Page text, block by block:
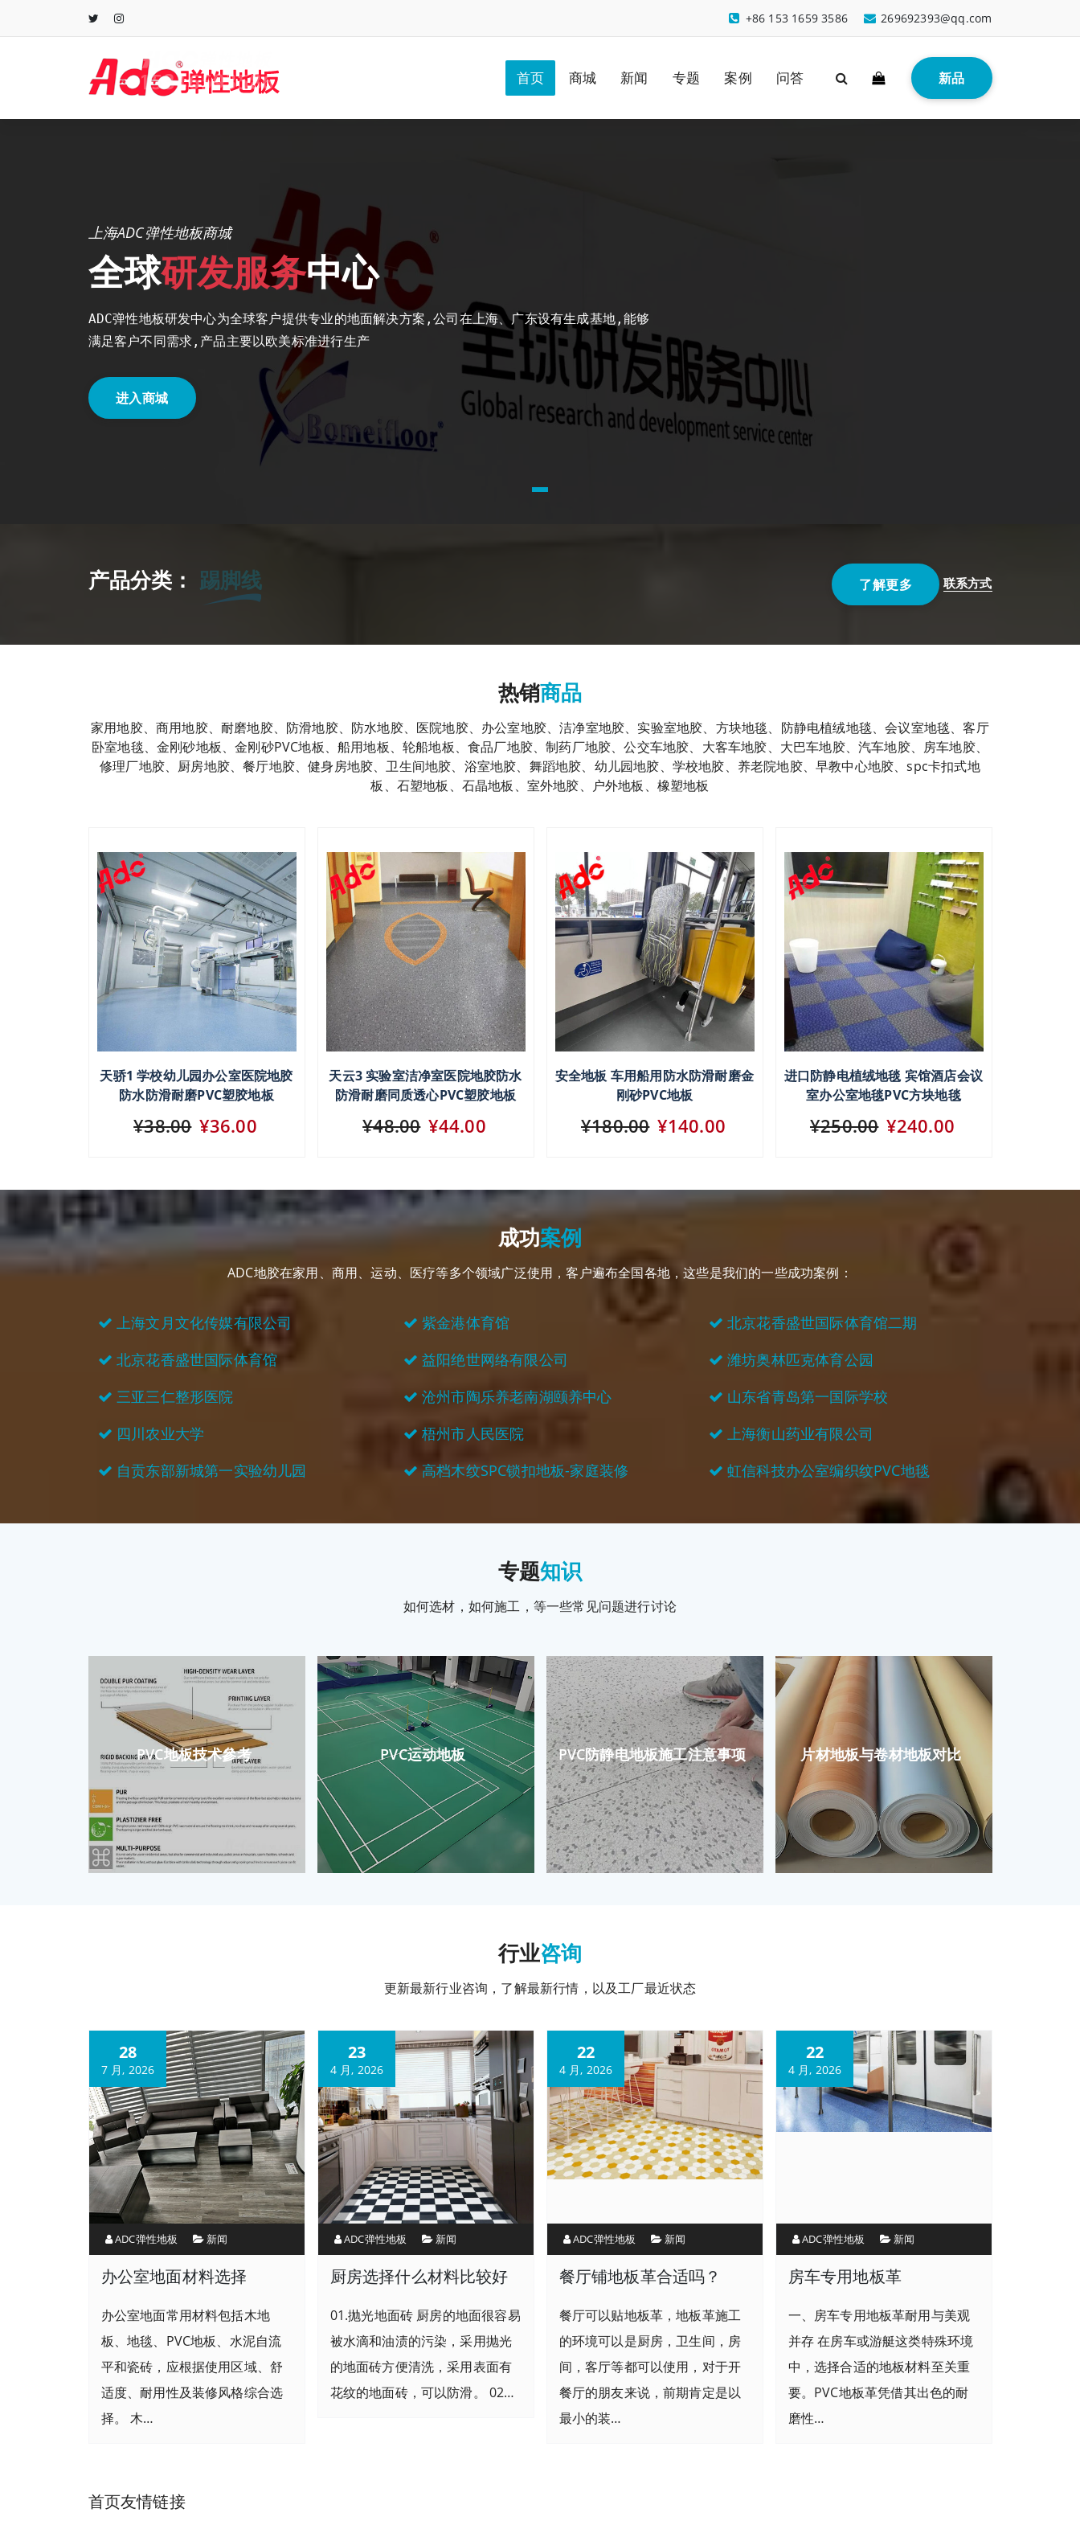
269692393@qq.com
+86 153 1659 3586
首页 商城 新闻 专题 案例 问答 新品
上海ADC弹性地板商城
全球研发服务中心
ADC弹性地板研发中心为全球客户提供专业的地面解决方案,公司在上海、广东设有生成基地,能够
满足客户不同需求,产品主要以欧美标准进行生产
进入商城
产品分类： 收边条 了解更多 联系方式
热销商品
家用地胶、商用地胶、耐磨地胶、防滑地胶、防水地胶、医院地胶、办公室地胶、洁净室地胶、实验室地胶、方块地毯、防静电植绒地毯、会议室地毯、客厅
卧室地毯、金刚砂地板、金刚砂PVC地板、船用地板、轮船地板、食品厂地胶、制药厂地胶、公交车地胶、大客车地胶、大巴车地胶、汽车地胶、房车地胶、
修理厂地胶、厨房地胶、餐厅地胶、健身房地胶、卫生间地胶、浴室地胶、舞蹈地胶、幼儿园地胶、学校地胶、养老院地胶、早教中心地胶、spc卡扣式地
板、石塑地板、石晶地板、室外地胶、户外地板、橡塑地板
天骄1 学校幼儿园办公室医院地胶
防水防滑耐磨PVC塑胶地板
¥38.00 ¥36.00
天云3 实验室洁净室医院地胶防水
防滑耐磨同质透心PVC塑胶地板
¥48.00 ¥44.00
安全地板 车用船用防水防滑耐磨金
刚砂PVC地板
¥180.00 ¥140.00
进口防静电植绒地毯 宾馆酒店会议
室办公室地毯PVC方块地毯
¥250.00 ¥240.00
成功案例
ADC地胶在家用、商用、运动、医疗等多个领域广泛使用，客户遍布全国各地，这些是我们的一些成功案例：
上海文月文化传媒有限公司 紫金港体育馆
北京花香盛世国际体育馆二期
北京花香盛世国际体育馆
益阳绝世网络有限公司
潍坊奥林匹克体育公园
三亚三仁整形医院
沧州市陶乐养老南湖颐养中心
山东省青岛第一国际学校
四川农业大学
梧州市人民医院
上海衡山药业有限公司
自贡东部新城第一实验幼儿园
高档木纹SPC锁扣地板-家庭装修 虹信科技办公室编织纹PVC地毯
专题知识
如何选材，如何施工，等一些常见问题进行讨论
PVC地板技术參考 PVC运动地板 PVC防静电地板施工注意事项 片材地板与卷材地板对比
行业咨询
更新最新行业咨询，了解最新行情，以及工厂最近状态
28
7 月, 2026
ADC弹性地板 新闻
办公室地面材料选择
办公室地面常用材料包括木地
板、地毯、PVC地板、水泥自流
平和瓷砖，应根据使用区域、舒
适度、耐用性及装修风格综合选
择。 木…
23
4 月, 2026
ADC弹性地板 新闻
厨房选择什么材料比较好
01.抛光地面砖 厨房的地面很容易
被水滴和油渍的污染，采用抛光
的地面砖方便清洗，采用表面有
花纹的地面砖，可以防滑。 02…
22
4 月, 2026
ADC弹性地板 新闻
餐厅铺地板革合适吗？
餐厅可以贴地板革，地板革施工
的环境可以是厨房，卫生间，房
间，客厅等都可以使用，对于开
餐厅的朋友来说，前期肯定是以
最小的装…
22
4 月, 2026
ADC弹性地板 新闻
房车专用地板革
一、房车专用地板革耐用与美观
并存 在房车或游艇这类特殊环境
中，选择合适的地板材料至关重
要。PVC地板革凭借其出色的耐
磨性…
首页友情链接